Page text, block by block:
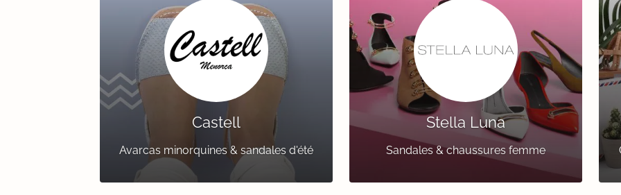
Castell
Avarcas minorquines & sandales d'été
Stella Luna
Sandales & chaussures femme